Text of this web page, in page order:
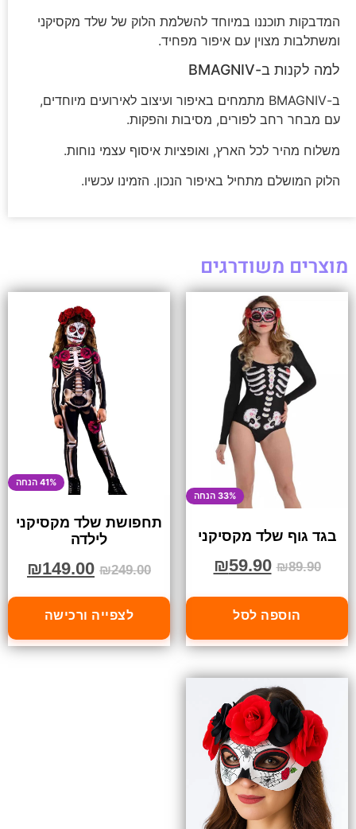
המדבקות תוכננו במיוחד להשלמת הלוק של שלד מקסיקני
ומשתלבות מצוין עם איפור מפחיד.
למה לקנות ב-BMAGNIV
ב-BMAGNIV מתמחים באיפור ועיצוב לאירועים מיוחדים,
עם מבחר רחב לפורים, מסיבות והפקות.
משלוח מהיר לכל הארץ, ואופציות איסוף עצמי נוחות.
הלוק המושלם מתחיל באיפור הנכון. הזמינו עכשיו.
מוצרים משודרגים
33% הנחה
בגד גוף שלד מקסיקני
₪89.90
₪59.90
הוספה לסל
41% הנחה
תחפושת שלד מקסיקני
לילדה
₪249.00
₪149.00
לצפייה ורכישה